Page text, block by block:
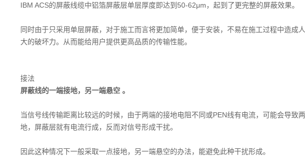
IBM ACS的屏蔽线缆中铝箔屏蔽层单层厚度即达到50-62μm，起到了更完整的屏蔽效果。
同时由于只采用单层屏蔽，对于施工而言将更加简单，便于安装，不易在施工过程中造成
大的破坏力。从而能给用户提供更高品质的传输性能。
接法
屏蔽线的一端接地，另一端悬空 。
当信号线传输距离比较远的时候，由于两端的接地电阻不同或PEN线有电流，可能会导致
地，屏蔽层就有电流行成，反而对信号形成干扰。
因此这种情况下一般采取一点接地，另一端悬空的办法，能避免此种干扰形成。